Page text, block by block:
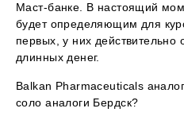
Маст-банке. В настоящий
будет определяющим для
первых, у них действительно
длинных денег.
Balkan Pharmaceuticals
соло аналоги Бердск?